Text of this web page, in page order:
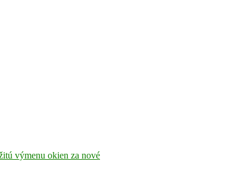
výmenu okien za nové